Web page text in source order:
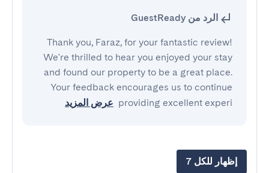
الرد من GuestReady
Thank you, Faraz, for your fantastic review!
We're thrilled to hear you enjoyed your stay
and found our property to be a great place.
Your feedback encourages us to continue
providing excellent experi عرض المزيد
إظهار للكل 7